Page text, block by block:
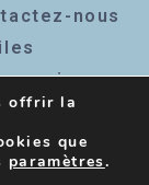
nous
offrir la
que
paramètres.